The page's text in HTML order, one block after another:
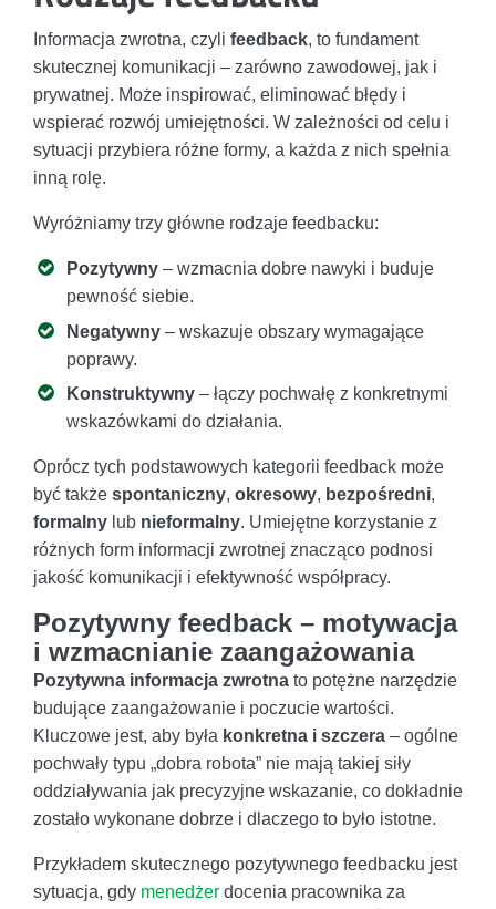
Informacja zwrotna, czyli feedback, to fundament
skutecznej komunikacji – zarówno zawodowej, jak i
prywatnej. Może inspirować, eliminować błędy i
wspierać rozwój umiejętności. W zależności od celu i
sytuacji przybiera różne formy, a każda z nich spełnia
inną rolę.
Wyróżniamy trzy główne rodzaje feedbacku:
Pozytywny – wzmacnia dobre nawyki i buduje
pewność siebie.
Negatywny – wskazuje obszary wymagające
poprawy.
Konstruktywny – łączy pochwałę z konkretnymi
wskazówkami do działania.
Oprócz tych podstawowych kategorii feedback może
być także spontaniczny, okresowy, bezpośredni,
formalny lub nieformalny. Umiejętne korzystanie z
różnych form informacji zwrotnej znacząco podnosi
jakość komunikacji i efektywność współpracy.
Pozytywny feedback – motywacja
i wzmacnianie zaangażowania
Pozytywna informacja zwrotna to potężne narzędzie
budujące zaangażowanie i poczucie wartości.
Kluczowe jest, aby była konkretna i szczera – ogólne
pochwały typu „dobra robota” nie mają takiej siły
oddziaływania jak precyzyjne wskazanie, co dokładnie
zostało wykonane dobrze i dlaczego to było istotne.
Przykładem skutecznego pozytywnego feedbacku jest
sytuacja, gdy menedżer docenia pracownika za